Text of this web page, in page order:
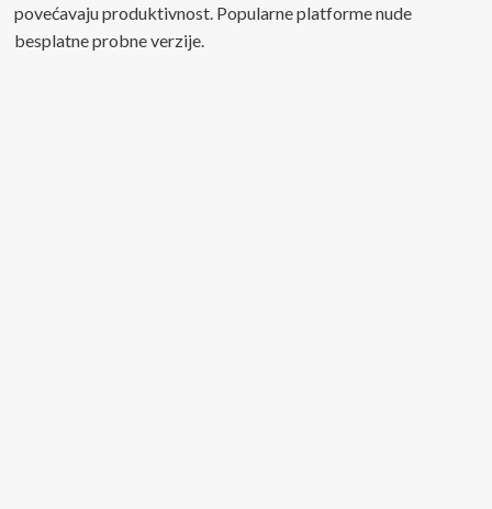
povećavaju produktivnost. Popularne platforme nude
besplatne probne verzije.